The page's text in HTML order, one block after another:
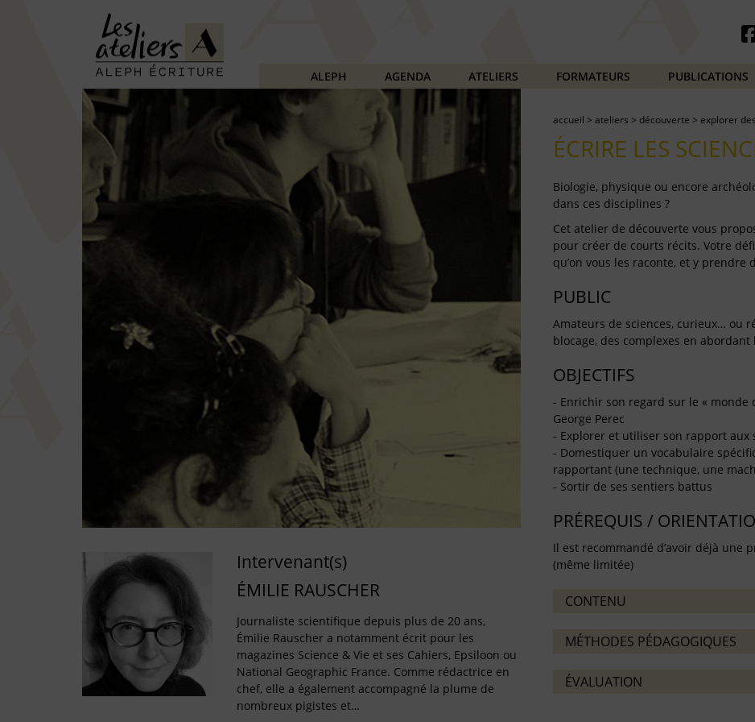
ALEPH AGENDA ATELIERS FORMATEURS PUBLICATIONS
Intervenant(s)
ÉMILIE RAUSCHER
Journaliste scientifique depuis plus de 20 ans,
Émilie Rauscher a notamment écrit pour les
magazines Science & Vie et ses Cahiers, Epsiloon ou
National Geographic France. Comme rédactrice en
chef, elle a également accompagné la plume de
nombreux pigistes et…
accueil > ateliers > découverte > explorer
ÉCRIRE LES
Biologie, physique ou encore
dans ces disciplines ?
Cet atelier de découverte vous
pour créer de courts récits. Votre
qu’on vous les raconte, et y prendre
PUBLIC
Amateurs de sciences, curieux… ou
blocage, des complexes en abordant
OBJECTIFS
- Enrichir son regard sur le « monde
George Perec
- Explorer et utiliser son rapport aux
- Domestiquer un vocabulaire
rapportant (une technique, une
- Sortir de ses sentiers battus
PRÉREQUIS /
Il est recommandé d’avoir déjà une
(même limitée)
CONTENU
MÉTHODES PÉDAGOGIQUES
ÉVALUATION